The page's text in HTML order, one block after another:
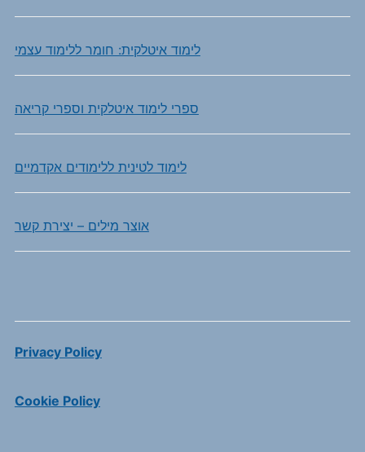
לימוד איטלקית: חומר ללימוד עצמי
ספרי לימוד איטלקית וספרי קריאה
לימוד לטינית ללימודים אקדמיים
אוצר מילים – יצירת קשר
Privacy Policy
Cookie Policy